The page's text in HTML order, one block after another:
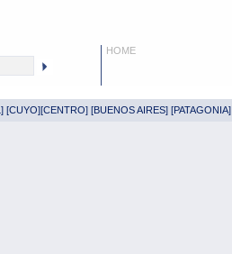
HOME
] [CUYO][CENTRO] [BUENOS AIRES] [PATAGONIA]